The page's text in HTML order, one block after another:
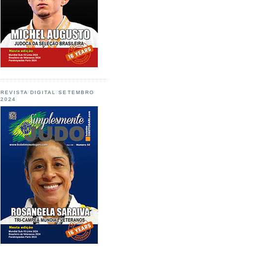
REVISTA DIGITAL SETEMBRO
2024